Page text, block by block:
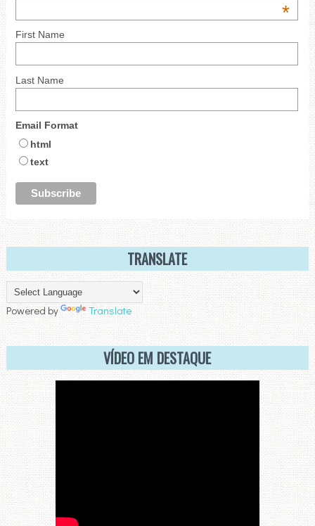
*
First Name
Last Name
Email Format
html
text
TRANSLATE
Powered by Translate
VÍDEO EM DESTAQUE